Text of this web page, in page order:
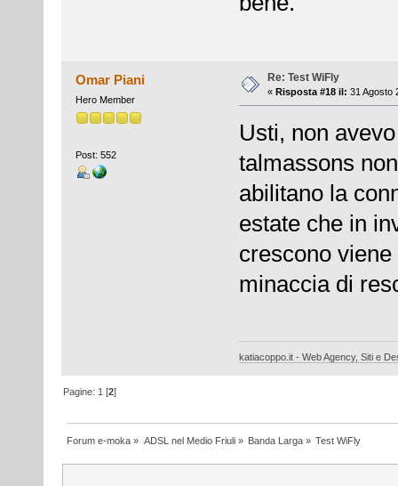
Omar Piani
Hero Member
Post: 552
Re: Test WiFly
« Risposta #18 il: 31 Agosto
Usti, non
talmassons
abilitano la
estate che in
crescono
minaccia di
katiacoppo.it - Web Agency, Siti e
Pagine: 1 [2]
Forum e-moka » ADSL nel Medio Friuli» Banda Larga» Test WiFly